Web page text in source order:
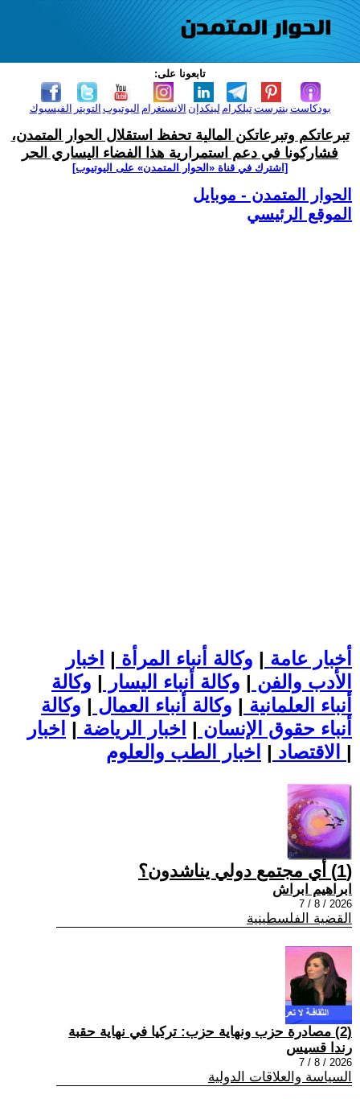
تابعونا على:
الفيسبوك التويتر اليوتيوب الانستغرام لينكدإن تيلكرامبنترست بودكاست
تبرعاتكم وتبرعاتكن المالية تحفظ استقلال الحوار المتمدن،
فشاركونا في دعم استمرارية هذا الفضاء اليساري الحر
[اشترك في قناة ‫«الحوار المتمدن» على اليوتيوب]
الحوار المتمدن - موبايل
الموقع الرئيسي
أخبار عامة | وكالة أنباء المرأة | اخبار
الأدب والفن | وكالة أنباء اليسار | وكالة
أنباء العلمانية | وكالة أنباء العمال | وكالة
أنباء حقوق الإنسان | اخبار الرياضة | اخبار
الاقتصاد | |
(1) أي مجتمع دولي يناشدون؟
ابراهيم ابراش
2026 / 8 / 7
القضية الفلسطينية
(2) مصادرة حزب ونهاية حزب: تركيا في نهاية حقبة
رندا قسيس
2026 / 8 / 7
السياسة والعلاقات الدولية